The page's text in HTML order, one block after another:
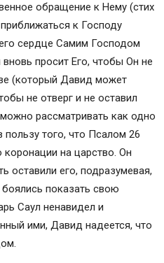
обращение к Нему (стих
к Господу
сердце Самим Господом
просит Его, чтобы Он не
(который Давид может
не отверг и не оставил
рассматривать как одно
пользу того, что Псалом 26
на царство. Он
оставили его, подразумевая,
показать свою
Саул ненавидел и
ими, Давид надеется, что